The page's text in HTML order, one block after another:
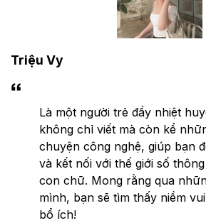
Triệu Vy
Là một người trẻ đầy nhiệt
không chỉ viết mà còn kể
chuyện công nghệ, giúp bạn
và kết nối với thế giới số
con chữ. Mong rằng qua
mình, bạn sẽ tìm thấy niềm
bổ ích!